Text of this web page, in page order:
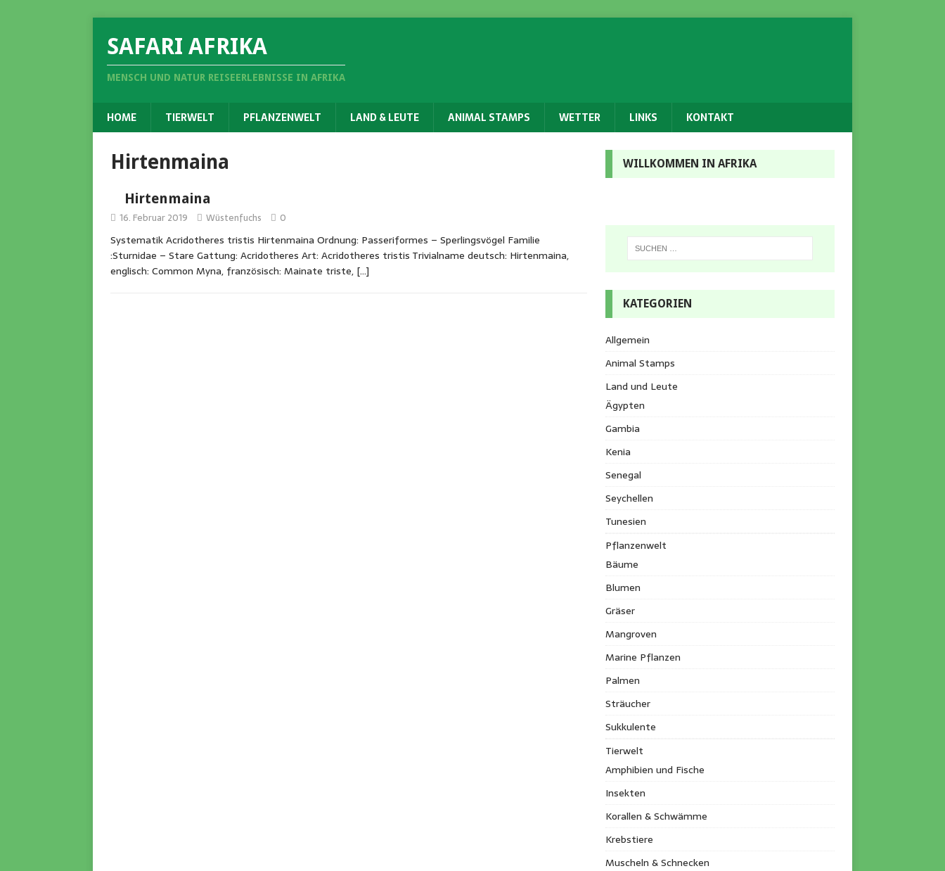
SAFARI AFRIKA
MENSCH UND NATUR REISEERLEBNISSE IN AFRIKA
HOME TIERWELT PFLANZENWELT LAND & LEUTE ANIMAL STAMPS WETTER LINKS KONTAKT
Hirtenmaina
Hirtenmaina
16. Februar 2019 Wüstenfuchs 0
Systematik Acridotheres tristis Hirtenmaina Ordnung: Passeriformes – Sperlingsvögel Familie
:Sturnidae – Stare Gattung: Acridotheres Art: Acridotheres tristis Trivialname deutsch: Hirtenmaina,
englisch: Common Myna, französisch: Mainate triste, […]
WILLKOMMEN IN AFRIKA
KATEGORIEN
Allgemein
Animal Stamps
Land und Leute
Ägypten
Gambia
Kenia
Senegal
Seychellen
Tunesien
Pflanzenwelt
Bäume
Blumen
Gräser
Mangroven
Marine Pflanzen
Palmen
Sträucher
Sukkulente
Tierwelt
Amphibien und Fische
Insekten
Korallen & Schwämme
Krebstiere
Muscheln & Schnecken